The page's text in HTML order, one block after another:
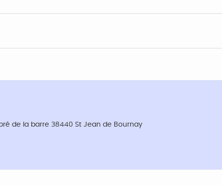
de la barre 38440 St Jean de Bournay